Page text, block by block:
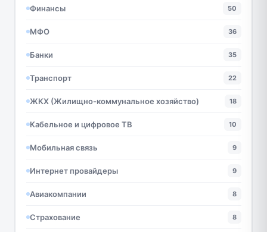
Финансы 50
МФО 36
Банки 35
Транспорт 22
ЖКХ (Жилищно-коммунальное хозяйство) 18
Кабельное и цифровое ТВ 10
Мобильная связь 9
Интернет провайдеры 9
Авиакомпании 8
Страхование 8